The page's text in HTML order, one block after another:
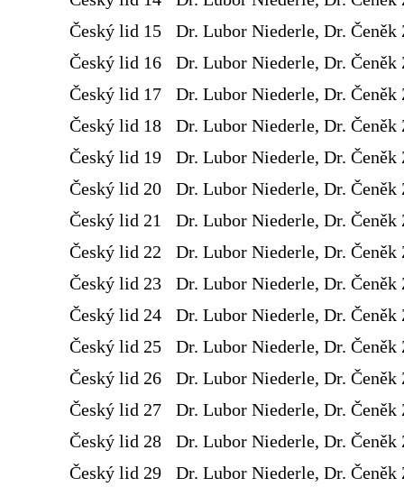
Český lid 15
Dr. Lubor Niederle, Dr. Čeněk
Český lid 16
Dr. Lubor Niederle, Dr. Čeněk
Český lid 17
Dr. Lubor Niederle, Dr. Čeněk
Český lid 18
Dr. Lubor Niederle, Dr. Čeněk
Český lid 19
Dr. Lubor Niederle, Dr. Čeněk
Český lid 20
Dr. Lubor Niederle, Dr. Čeněk
Český lid 21
Dr. Lubor Niederle, Dr. Čeněk
Český lid 22
Dr. Lubor Niederle, Dr. Čeněk
Český lid 23
Dr. Lubor Niederle, Dr. Čeněk
Český lid 24
Dr. Lubor Niederle, Dr. Čeněk
Český lid 25
Dr. Lubor Niederle, Dr. Čeněk
Český lid 26
Dr. Lubor Niederle, Dr. Čeněk
Český lid 27
Dr. Lubor Niederle, Dr. Čeněk
Český lid 28
Dr. Lubor Niederle, Dr. Čeněk
Český lid 29
Dr. Lubor Niederle, Dr. Čeněk